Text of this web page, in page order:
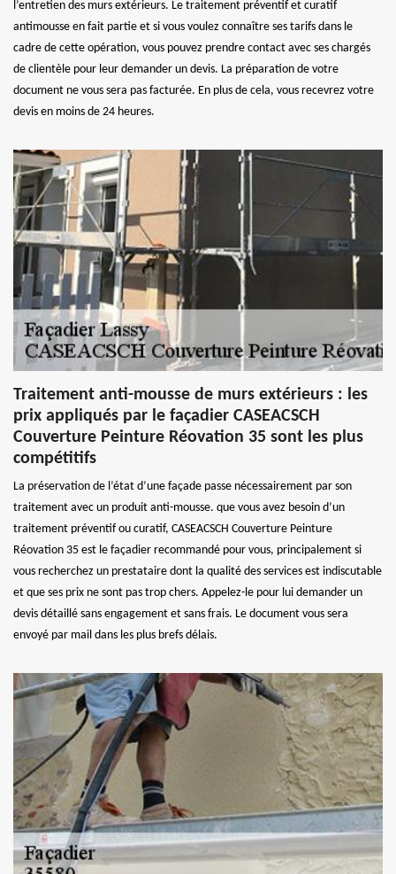
l’entretien des murs extérieurs. Le traitement préventif et curatif
antimousse en fait partie et si vous voulez connaître ses tarifs dans le
cadre de cette opération, vous pouvez prendre contact avec ses chargés
de clientèle pour leur demander un devis. La préparation de votre
document ne vous sera pas facturée. En plus de cela, vous recevrez votre
devis en moins de 24 heures.
Traitement anti-mousse de murs extérieurs : les
prix appliqués par le façadier CASEACSCH
Couverture Peinture Réovation 35 sont les plus
compétitifs
La préservation de l’état d’une façade passe nécessairement par son
traitement avec un produit anti-mousse. que vous avez besoin d’un
traitement préventif ou curatif, CASEACSCH Couverture Peinture
Réovation 35 est le façadier recommandé pour vous, principalement si
vous recherchez un prestataire dont la qualité des services est indiscutable
et que ses prix ne sont pas trop chers. Appelez-le pour lui demander un
devis détaillé sans engagement et sans frais. Le document vous sera
envoyé par mail dans les plus brefs délais.